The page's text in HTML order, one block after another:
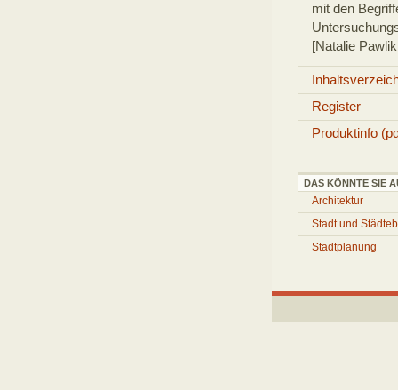
mit den
[Natalie
Register
Produktinfo
DAS KÖNNTE SIE
Architektur
Stadt und
Stadtplanung